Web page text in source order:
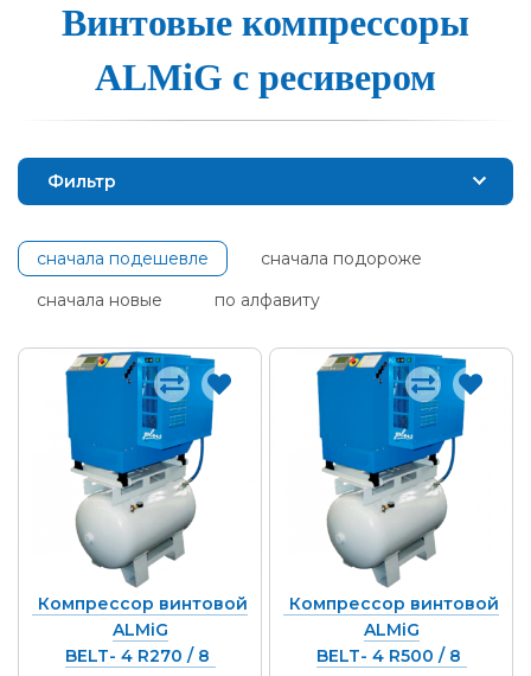
Винтовые ком­прес­со­ры
ALMiG с ре­си­ве­ром
Фильтр
сначала подешевле
сначала подороже
сначала новые
по алфавиту
Компрессор винтовой
ALMiG
BELT- 4 R270 / 8
Компрессор винтовой
ALMiG
BELT- 4 R500 / 8